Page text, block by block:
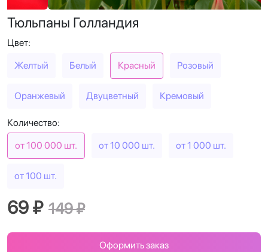
Тюльпаны Голландия
Цвет:
Желтый
Белый Красный Розовый
Оранжевый Двуцветный Кремовый
Количество:
от 100 000 шт.
от 10 000 шт. от 1 000 шт.
от 100 шт.
69 ₽ 149 ₽
Оформить заказ